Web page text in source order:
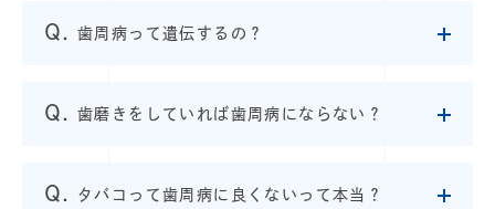
歯周病って遺伝するの？
歯磨きをしていれば歯周病にならない？
タバコって歯周病に良くないって本当？